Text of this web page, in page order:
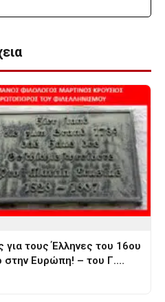
για τους Έλληνες του 16ου
στην Ευρώπη! – του Γ.…